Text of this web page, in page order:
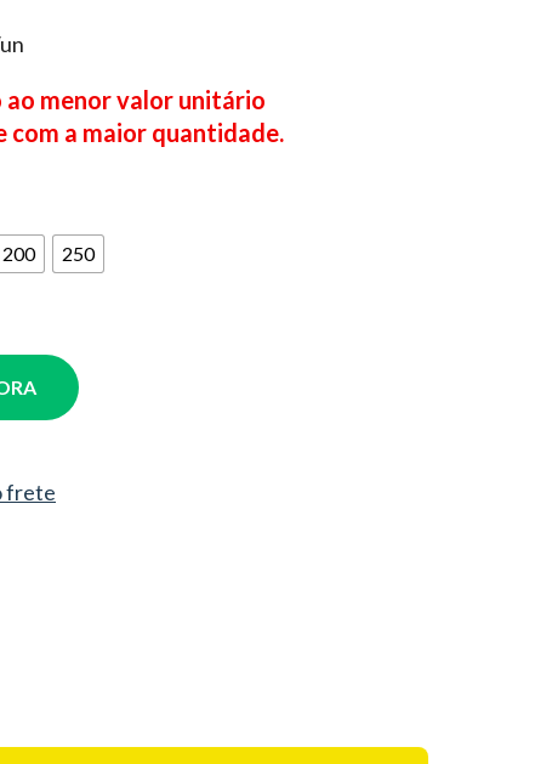
ao menor valor unitário
com a maior quantidade.
200 250
frete